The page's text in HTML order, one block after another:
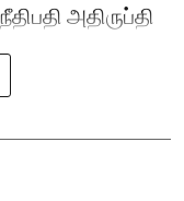
அதிருப்தி